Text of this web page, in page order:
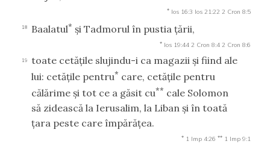
* Ios 16:3 Ios 21:22 2 Cron 8:5
18 Baalatul* şi Tadmorul în pustia ţării,
* Ios 19:44 2 Cron 8:4 2 Cron 8:6
19
toate cetăţile slujindu-i ca magazii şi fiind ale
lui: cetăţile pentru* care, cetăţile pentru
călărime şi tot ce a găsit cu** cale Solomon
să zidească la Ierusalim, la Liban şi în toată
ţara peste care împărăţea.
* 1 Imp 4:26 ** 1 Imp 9:1